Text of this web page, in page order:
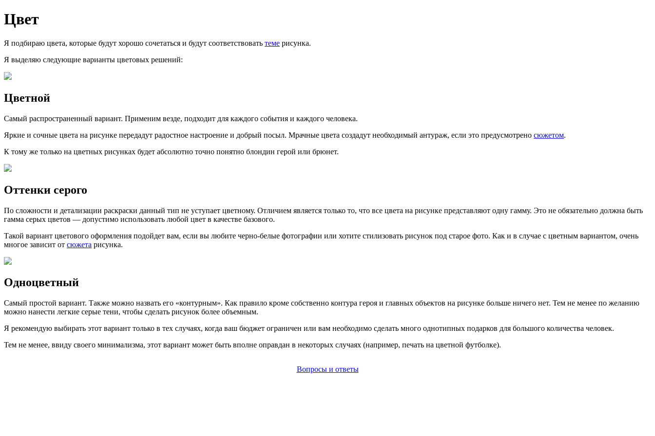
Цвет
Я подбираю цвета, которые будут хорошо сочетаться и будут соответствовать теме рисунка.
Я выделяю следующие варианты цветовых решений:
Цветной
Самый распространенный вариант. Применим везде, подходит для каждого события и каждого человека.
Яркие и сочные цвета на рисунке передадут радостное настроение и добрый посыл. Мрачные цвета создадут необходимый антураж, если это предусмотрено сюжетом.
К тому же только на цветных рисунках будет абсолютно точно понятно блондин герой или брюнет.
Оттенки серого
По сложности и детализации раскраски данный тип не уступает цветному. Отличием является только то, что все цвета на рисунке представляют одну гамму. Это не обязательно должна быть
гамма серых цветов — допустимо использовать любой цвет в качестве базового.
Такой вариант цветового оформления подойдет вам, если вы любите черно-белые фотографии или хотите стилизовать рисунок под старое фото. Как и в случае с цветным вариантом, очень
многое зависит от сюжета рисунка.
Одноцветный
Самый простой вариант. Также можно назвать его «контурным». Как правило кроме собственно контура героя и главных объектов на рисунке больше ничего нет. Тем не менее по желанию
можно нанести легкие серые тени, чтобы сделать рисунок более объемным.
Я рекомендую выбирать этот вариант только в тех случаях, когда ваш бюджет ограничен или вам необходимо сделать много однотипных подарков для большого количества человек.
Тем не менее, ввиду своего минимализма, этот вариант может быть вполне оправдан в некоторых случаях (например, печать на цветной футболке).
Вопросы и ответы